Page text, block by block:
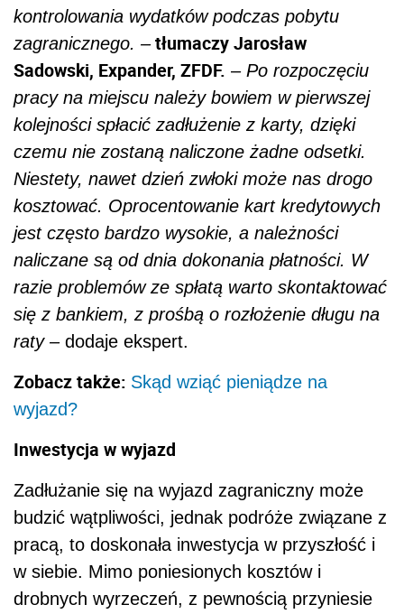
kontrolowania wydatków podczas pobytu
zagranicznego. – tłumaczy Jarosław
Sadowski, Expander, ZFDF. – Po rozpoczęciu
pracy na miejscu należy bowiem w pierwszej
kolejności spłacić zadłużenie z karty, dzięki
czemu nie zostaną naliczone żadne odsetki.
Niestety, nawet dzień zwłoki może nas drogo
kosztować. Oprocentowanie kart kredytowych
jest często bardzo wysokie, a należności
naliczane są od dnia dokonania płatności. W
razie problemów ze spłatą warto skontaktować
się z bankiem, z prośbą o rozłożenie długu na
raty – dodaje ekspert.
Zobacz także: Skąd wziąć pieniądze na
wyjazd?
Inwestycja w wyjazd
Zadłużanie się na wyjazd zagraniczny może
budzić wątpliwości, jednak podróże związane z
pracą, to doskonała inwestycja w przyszłość i
w siebie. Mimo poniesionych kosztów i
drobnych wyrzeczeń, z pewnością przyniesie